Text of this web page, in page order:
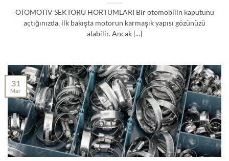
OTOMOTİV SEKTÖRÜ HORTUMLARI Bir otomobilin kaputunu
açtığınızda, ilk bakışta motorun karmaşık yapısı gözünüzü
alabilir. Ancak [...]
31
Mar